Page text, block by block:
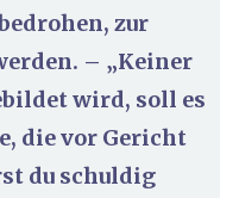
zur
– „Keiner
wird, soll es
die vor Gericht
du schuldig